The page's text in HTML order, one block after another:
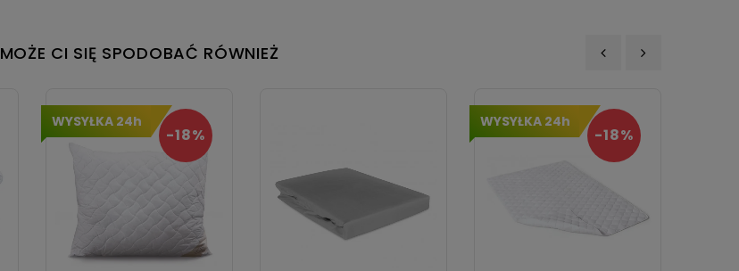
MOŻE CI SIĘ SPODOBAĆ RÓWNIEŻ
WYSYŁKA 24h
-18%
WYSYŁKA 24h
-18%